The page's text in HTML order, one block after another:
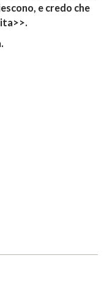
e credo che